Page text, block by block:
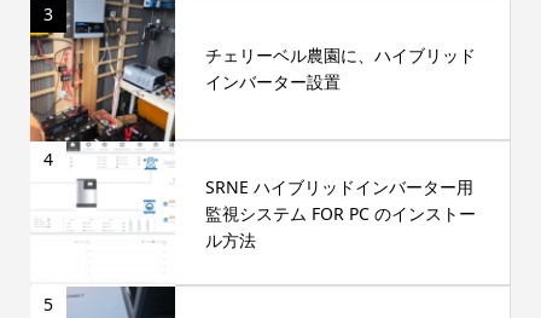
3
チェリーベル農園に、ハイブリッド
インバーター設置
4
SRNE ハイブリッドインバーター用
監視システム FOR PC のインストー
ル方法
5